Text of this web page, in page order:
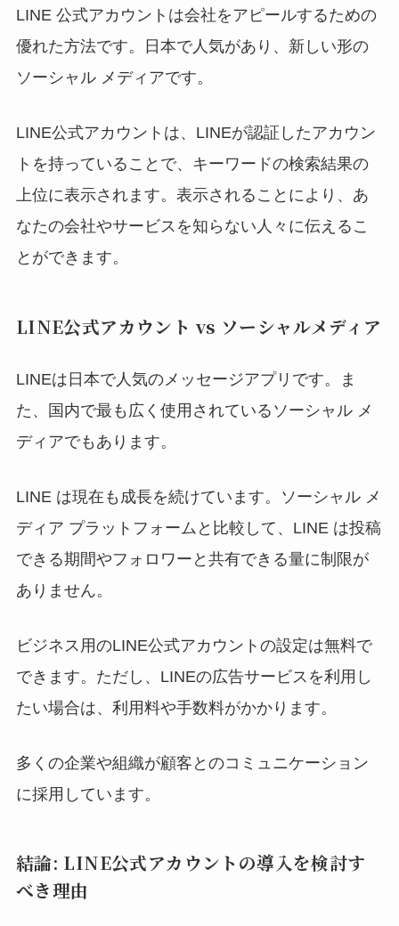
LINE 公式アカウントは会社をアピールするための
優れた方法です。日本で人気があり、新しい形の
ソーシャル メディアです。
LINE公式アカウントは、LINEが認証したアカウン
トを持っていることで、キーワードの検索結果の
上位に表示されます。表示されることにより、あ
なたの会社やサービスを知らない人々に伝えるこ
とができます。
LINE公式アカウント vs ソーシャルメディア
LINEは日本で人気のメッセージアプリです。ま
た、国内で最も広く使用されているソーシャル メ
ディアでもあります。
LINE は現在も成長を続けています。ソーシャル メ
ディア プラットフォームと比較して、LINE は投稿
できる期間やフォロワーと共有できる量に制限が
ありません。
ビジネス用のLINE公式アカウントの設定は無料で
できます。ただし、LINEの広告サービスを利用し
たい場合は、利用料や手数料がかかります。
多くの企業や組織が顧客とのコミュニケーション
に採用しています。
結論: LINE公式アカウントの導入を検討す
べき理由